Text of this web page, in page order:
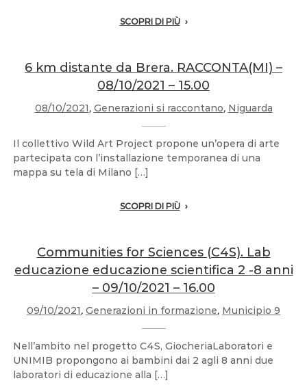
SCOPRI DI PIÙ
6 km distante da Brera. RACCONTA(MI) –
08/10/2021 – 15.00
08/10/2021, Generazioni si raccontano, Niguarda
Il collettivo Wild Art Project propone un’opera di arte
partecipata con l’installazione temporanea di una
mappa su tela di Milano […]
SCOPRI DI PIÙ
Communities for Sciences (C4S). Lab
educazione educazione scientifica 2 -8 anni
– 09/10/2021 – 16.00
09/10/2021, Generazioni in formazione, Municipio 9
Nell’ambito nel progetto C4S, GiocheriaLaboratori e
UNIMIB propongono ai bambini dai 2 agli 8 anni due
laboratori di educazione alla […]